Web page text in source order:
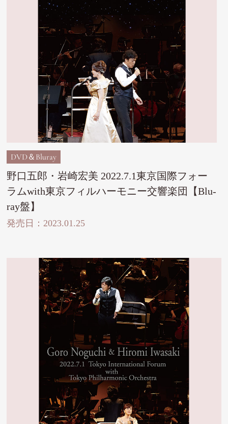
DVD＆Bluray
野口五郎・岩崎宏美 2022.7.1東京国際フォー
ラムwith東京フィルハーモニー交響楽団【Blu-
ray盤】
発売日：2023.01.25